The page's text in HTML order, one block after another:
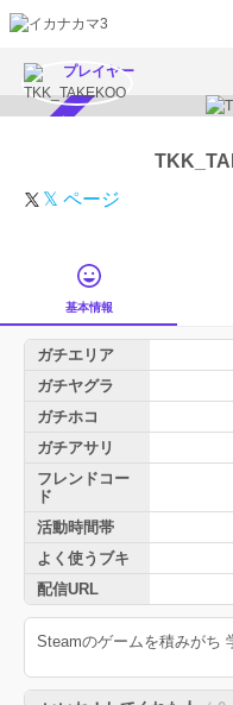
プレイヤー
𝕏 ページ
基本情報
ガチエリア
ガチヤグラ
ガチホコ
ガチアサリ
フレンドコー
ド
活動時間帯
よく使うブキ
配信URL
Steamのゲームを積みがち